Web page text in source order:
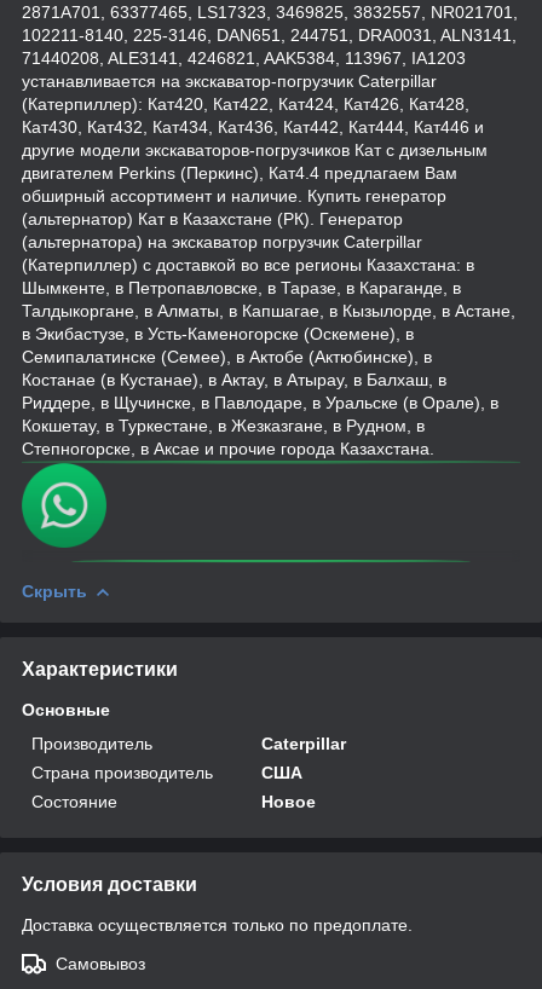
2871A701, 63377465, LS17323, 3469825, 3832557, NR021701,
102211-8140, 225-3146, DAN651, 244751, DRA0031, ALN3141,
71440208, ALE3141, 4246821, AAK5384, 113967, IA1203
устанавливается на экскаватор-погрузчик Caterpillar
(Катерпиллер): Кат420, Кат422, Кат424, Кат426, Кат428,
Кат430, Кат432, Кат434, Кат436, Кат442, Кат444, Кат446 и
другие модели экскаваторов-погрузчиков Кат с дизельным
двигателем Perkins (Перкинс), Кат4.4 предлагаем Вам
обширный ассортимент и наличие. Купить генератор
(альтернатор) Кат в Казахстане (РК). Генератор
(альтернатора) на экскаватор погрузчик Caterpillar
(Катерпиллер) с доставкой во все регионы Казахстана: в
Шымкенте, в Петропавловске, в Таразе, в Караганде, в
Талдыкоргане, в Алматы, в Капшагае, в Кызылорде, в Астане,
в Экибастузе, в Усть-Каменогорске (Оскемене), в
Семипалатинске (Семее), в Актобе (Актюбинске), в
Костанае (в Кустанае), в Актау, в Атырау, в Балхаш, в
Риддере, в Щучинске, в Павлодаре, в Уральске (в Орале), в
Кокшетау, в Туркестане, в Жезказгане, в Рудном, в
Степногорске, в Аксае и прочие города Казахстана.
Скрыть
Характеристики
Основные
Производитель
Caterpillar
Страна производитель
США
Состояние
Новое
Условия доставки
Доставка осуществляется только по предоплате.
Самовывоз